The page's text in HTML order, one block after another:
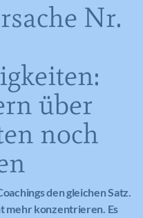
Nr.
über
noch
den gleichen Satz.
mehr konzentrieren. Es